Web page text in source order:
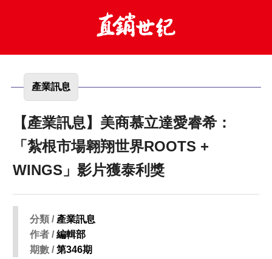
產業訊息
【產業訊息】美商慕立達愛睿希：
「紮根市場翱翔世界ROOTS +
WINGS」影片獲泰利獎
分類 / 產業訊息
作者 /編輯部
期數 /第346期